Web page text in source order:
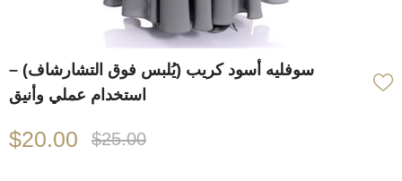
سوفليه أسود كريب (يُلبس فوق التشارشاف) –
استخدام عملي وأنيق
$25.00
$20.00